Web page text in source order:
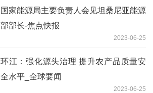
国家能源局主要负责人会见坦桑尼亚能源
部部长-焦点快报
2023-06-25
环江：强化源头治理 提升农产品质量安
全水平_全球要闻
2023-06-25